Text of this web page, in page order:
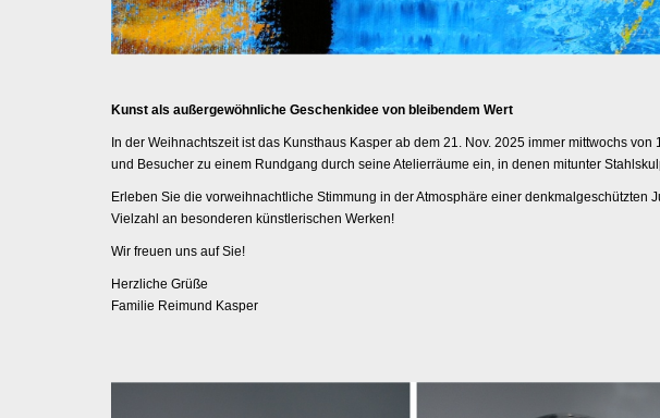
Kunst als außergewöhnliche Geschenkidee von bleibendem Wert
In der Weihnachtszeit ist das Kunsthaus Kasper ab dem 21. Nov. 2025 immer mittwochs
und Besucher zu einem Rundgang durch seine Atelierräume ein, in denen mitunter
Erleben Sie die vorweihnachtliche Stimmung in der Atmosphäre einer
Vielzahl an besonderen künstlerischen Werken!
Wir freuen uns auf Sie!
Herzliche Grüße
Familie Reimund Kasper